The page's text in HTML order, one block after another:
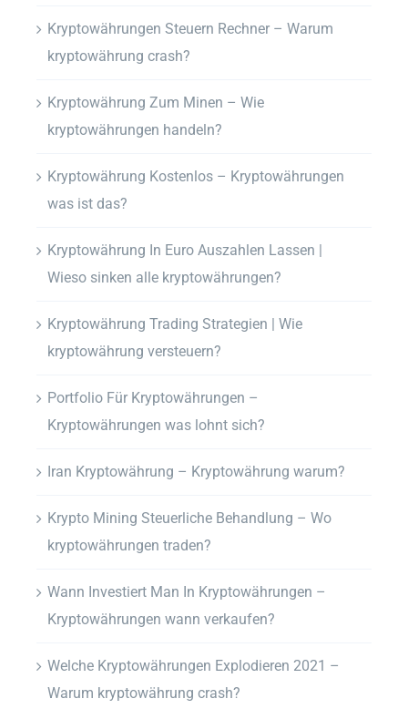
Kryptowährungen Steuern Rechner – Warum
kryptowährung crash?
Kryptowährung Zum Minen – Wie
kryptowährungen handeln?
Kryptowährung Kostenlos – Kryptowährungen
was ist das?
Kryptowährung In Euro Auszahlen Lassen |
Wieso sinken alle kryptowährungen?
Kryptowährung Trading Strategien | Wie
kryptowährung versteuern?
Portfolio Für Kryptowährungen –
Kryptowährungen was lohnt sich?
Iran Kryptowährung – Kryptowährung warum?
Krypto Mining Steuerliche Behandlung – Wo
kryptowährungen traden?
Wann Investiert Man In Kryptowährungen –
Kryptowährungen wann verkaufen?
Welche Kryptowährungen Explodieren 2021 –
Warum kryptowährung crash?